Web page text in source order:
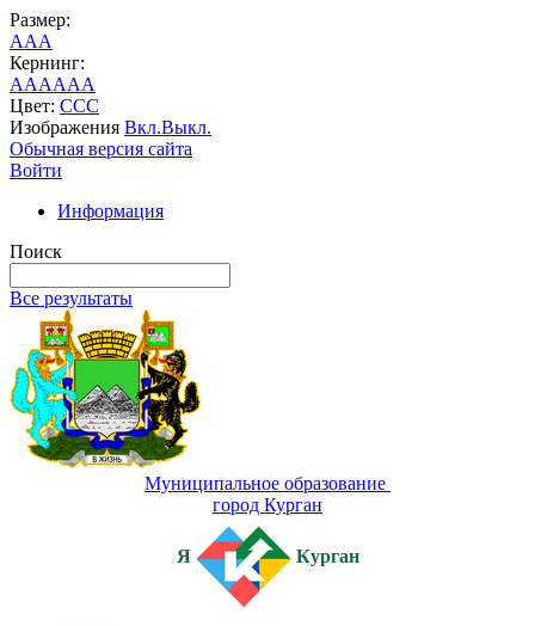
Размер:
AAA
Кернинг:
AAAAAA
Цвет: CCC
Изображения Вкл.Выкл.
Обычная версия сайта
Войти
Информация
Поиск
Все результаты
Муниципальное образование
город Курган
Я Курган